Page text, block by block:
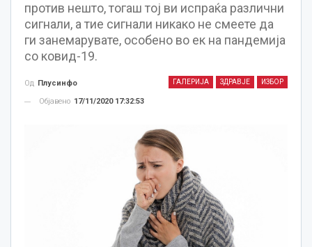
против нешто, тогаш тој ви испраќа различни
сигнали, а тие сигнали никако не смеете да
ги занемарувате, особено во ек на пандемија
со ковид-19.
ГАЛЕРИЈА ЗДРАВЈЕ ИЗБОР
Од Плусинфо
Објавено 17/11/2020 17:32:53